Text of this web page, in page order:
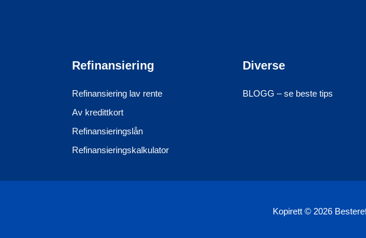
Refinansiering
Refinansiering lav rente
Av kredittkort
Refinansieringslån
Refinansieringskalkulator
Diverse
BLOGG – se beste tips
Kopirett © 2026